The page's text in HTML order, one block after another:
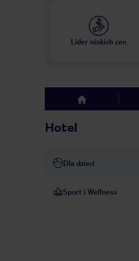
Lider niskich cen
top
Hotel
Dla dzieci
Sport i Wellness